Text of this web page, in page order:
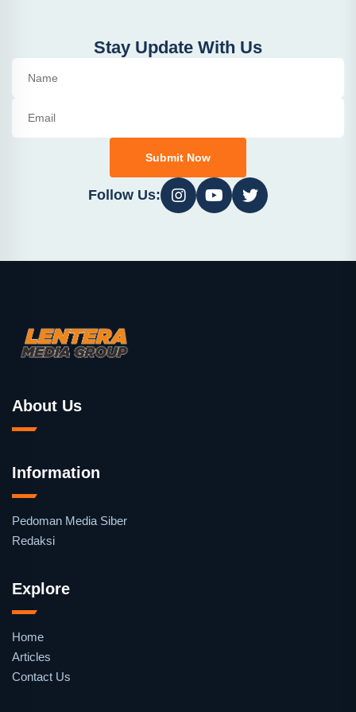
Stay Update With Us
Submit Now
Follow Us:
About Us
Information
Pedoman Media Siber
Redaksi
Explore
Home
Articles
Contact Us